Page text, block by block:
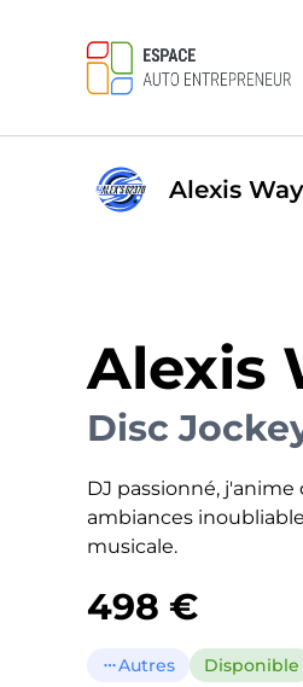
Alexis Way
Alexis
Disc
DJ passionné,
ambiances
musicale.
498 €
more_horizAutres Disponible